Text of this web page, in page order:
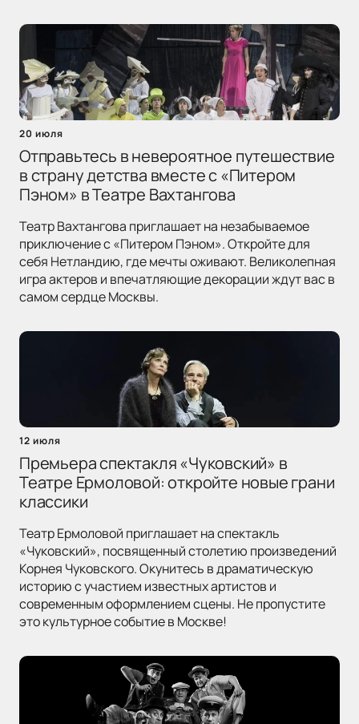
20 июля
Отправьтесь в невероятное путешествие
в страну детства вместе с «Питером
Пэном» в Театре Вахтангова
Театр Вахтангова приглашает на незабываемое
приключение с «Питером Пэном». Откройте для
себя Нетландию, где мечты оживают. Великолепная
игра актеров и впечатляющие декорации ждут вас в
самом сердце Москвы.
12 июля
Премьера спектакля «Чуковский» в
Театре Ермоловой: откройте новые грани
классики
Театр Ермоловой приглашает на спектакль
«Чуковский», посвященный столетию произведений
Корнея Чуковского. Окунитесь в драматическую
историю с участием известных артистов и
современным оформлением сцены. Не пропустите
это культурное событие в Москве!